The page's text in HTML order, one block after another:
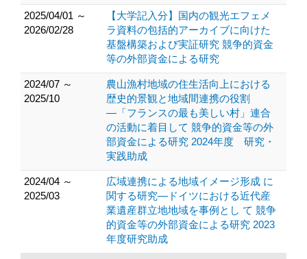
2025/04/01 ～
2026/02/28
【大学記入分】国内の観光エフェメ
ラ資料の包括的アーカイブに向けた
基盤構築および実証研究 競争的資金
等の外部資金による研究
2024/07 ～
2025/10
農山漁村地域の住生活向上における
歴史的景観と地域間連携の役割
―「フランスの最も美しい村」連合
の活動に着目して 競争的資金等の外
部資金による研究 2024年度 研究・
実践助成
2024/04 ～
2025/03
広域連携による地域イメージ形成 に
関する研究―ドイツにおける近代産
業遺産群立地地域を事例とし て 競争
的資金等の外部資金による研究 2023
年度研究助成